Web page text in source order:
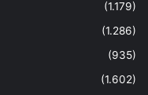
(1.179)
(1.286)
(935)
(1.602)